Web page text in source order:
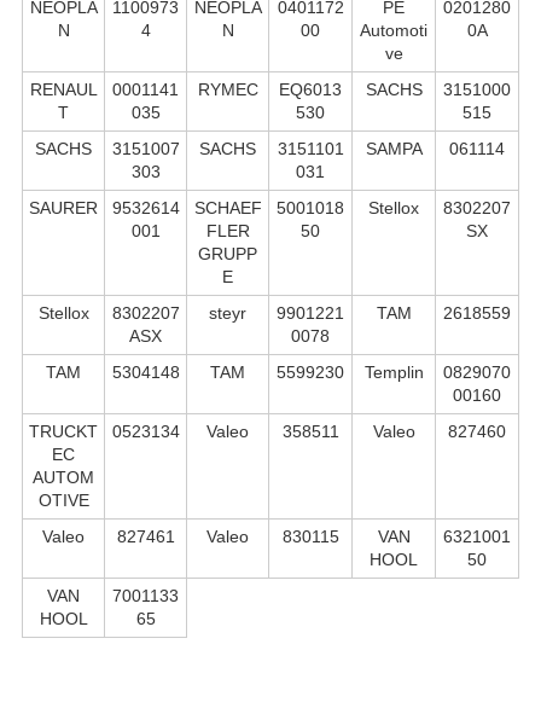
NEOPLA
N
1100973
4
NEOPLA
N
0401172
00
PE
Automoti
ve
0201280
0A
RENAUL
T
0001141
035
RYMEC
EQ6013
530
SACHS
3151000
515
SACHS
3151007
303
SACHS
3151101
031
SAMPA 061114
SAURER
9532614
001
SCHAEF
FLER
GRUPP
E
5001018
50
Stellox
8302207
SX
Stellox
8302207
ASX
steyr
9901221
0078
TAM 2618559
TAM 5304148 TAM 5599230 Templin
0829070
00160
TRUCKT
EC
AUTOM
OTIVE
0523134 Valeo 358511 Valeo 827460
Valeo 827461 Valeo 830115
VAN
HOOL
6321001
50
VAN
HOOL
7001133
65